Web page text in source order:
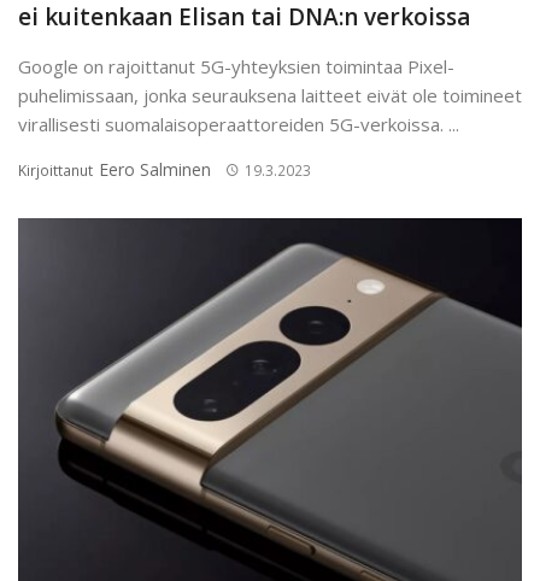
ei kuitenkaan Elisan tai DNA:n verkoissa
Google on rajoittanut 5G-yhteyksien toimintaa Pixel-
puhelimissaan, jonka seurauksena laitteet eivät ole toimineet
virallisesti suomalaisoperaattoreiden 5G-verkoissa. ...
Kirjoittanut Eero Salminen 19.3.2023